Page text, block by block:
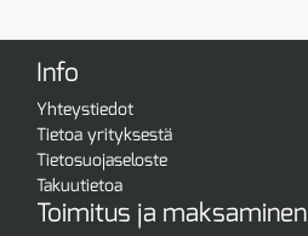
Info
Yhteystiedot
Tietoa yrityksestä
Tietosuojaseloste
Takuutietoa
Toimitus ja maksaminen